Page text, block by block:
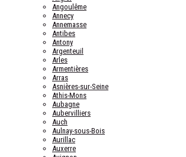
Angoulême
Annecy
Annemasse
Antibes
Antony
Argenteuil
Arles
Armentières
Arras
Asnières-sur-Seine
Athis-Mons
Aubagne
Aubervilliers
Auch
Aulnay-sous-Bois
Aurillac
Auxerre